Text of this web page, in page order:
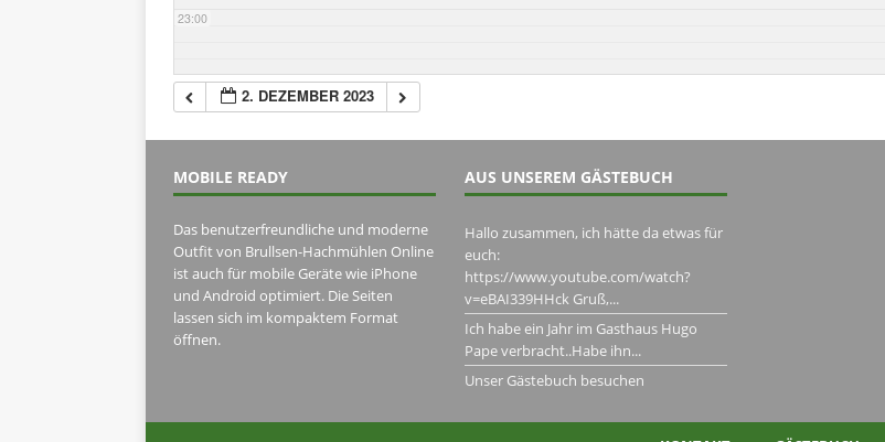
23:00
2. DEZEMBER 2023
MOBILE READY
Das benutzerfreundliche und moderne
Outfit von Brullsen-Hachmühlen Online
ist auch für mobile Geräte wie iPhone
und Android optimiert. Die Seiten
lassen sich im kompaktem Format
öffnen.
AUS UNSEREM GÄSTEBUCH
Hallo zusammen, ich hätte da etwas für
euch:
https://www.youtube.com/watch?
v=eBAI339HHck Gruß,...
Ich habe ein Jahr im Gasthaus Hugo
Pape verbracht..Habe ihn...
Unser Gästebuch besuchen